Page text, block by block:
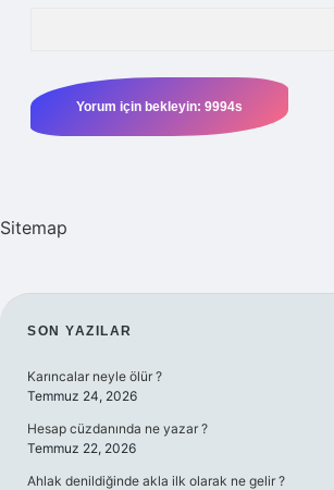
Sitemap
SIDEBAR
SON YAZILAR
Karıncalar neyle ölür ?
Temmuz 24, 2026
Hesap cüzdanında ne yazar ?
Temmuz 22, 2026
Ahlak denildiğinde akla ilk olarak ne gelir ?